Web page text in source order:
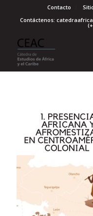
Contacto
Contáctenos: